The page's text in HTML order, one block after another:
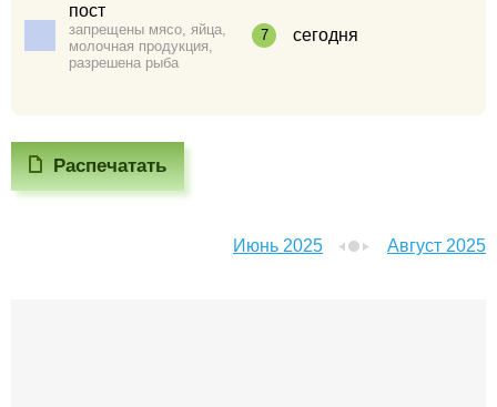
пост
запрещены мясо, яйца,
молочная продукция,
разрешена рыба
7 сегодня
Распечатать
Июнь 2025 Август 2025